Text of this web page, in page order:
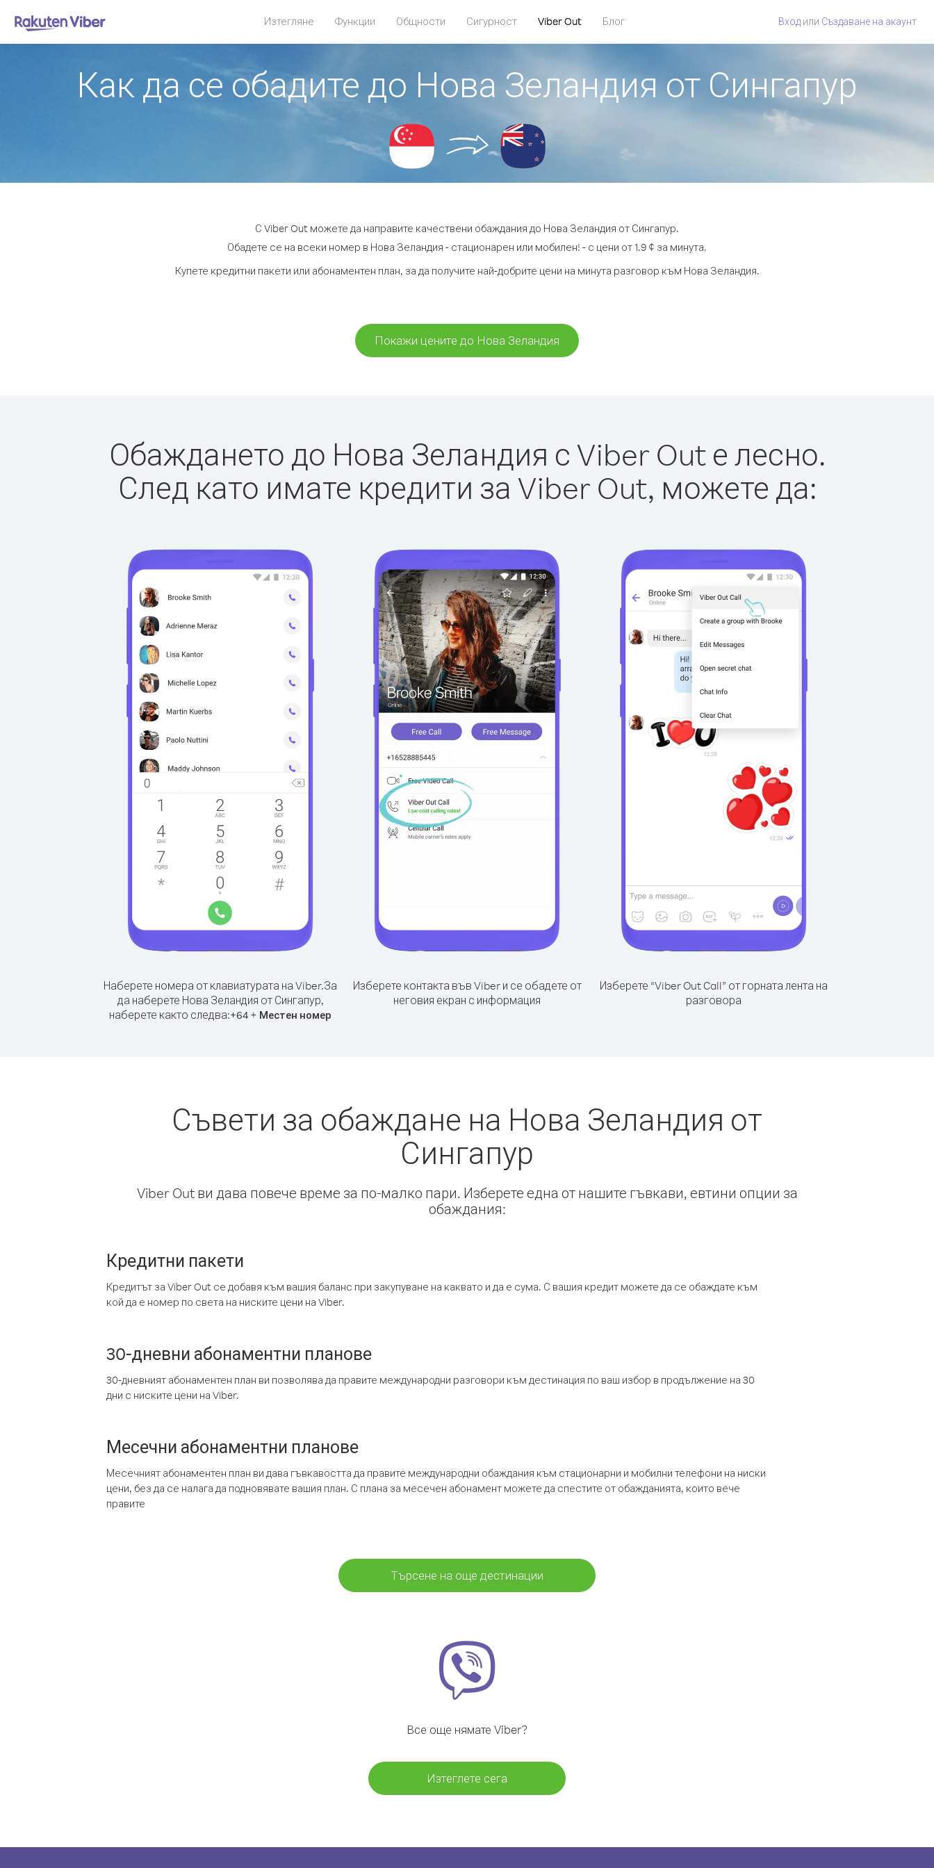
Изтегляне Функции Общности Сигурност Viber Out Блог Вход или Създаване на акаунт
Как да се обадите до Нова Зеландия от Сингапур
С Viber Out можете да направите качествени обаждания до Нова Зеландия от Сингапур.
Обадете се на всеки номер в Нова Зеландия - стационарен или мобилен! - с цени от 1.9 ¢ за минута.
Купете кредитни пакети или абонаментен план, за да получите най-добрите цени на минута разговор към Нова Зеландия.
Покажи цените до Нова Зеландия
Обаждането до Нова Зеландия с Viber Out е лесно.
След като имате кредити за Viber Out, можете да:
Наберете номера от клавиатурата на Viber.За
да наберете Нова Зеландия от Сингапур,
наберете както следва:+64 + Местен номер
Изберете контакта във Viber и се обадете от
неговия екран с информация
Изберете “Viber Out Call” от горната лента на
разговора
Съвети за обаждане на Нова Зеландия от
Сингапур
Viber Out ви дава повече време за по-малко пари. Изберете една от нашите гъвкави, евтини опции за
обаждания:
Кредитни пакети
Кредитът за Viber Out се добавя към вашия баланс при закупуване на каквато и да е сума. С вашия кредит можете да се обаждате към
кой да е номер по света на ниските цени на Viber.
30-дневни абонаментни планове
30-дневният абонаментен план ви позволява да правите международни разговори към дестинация по ваш избор в продължение на 30
дни с ниските цени на Viber.
Месечни абонаментни планове
Месечният абонаментен план ви дава гъвкавостта да правите международни обаждания към стационарни и мобилни телефони на ниски
цени, без да се налага да подновявате вашия план. С плана за месечен абонамент можете да спестите от обажданията, които вече
правите
Търсене на още дестинации
Все още нямате Viber?
Изтеглете сега